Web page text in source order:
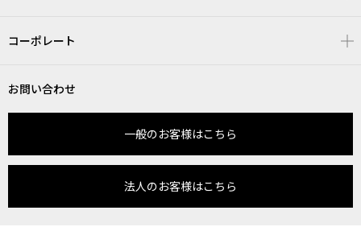
コーポレート
お問い合わせ
一般のお客様はこちら
法人のお客様はこちら